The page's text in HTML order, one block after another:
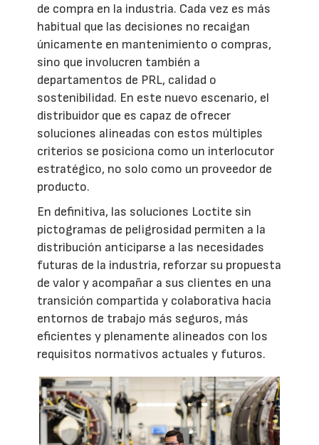
de compra en la industria. Cada vez es más
habitual que las decisiones no recaigan
únicamente en mantenimiento o compras,
sino que involucren también a
departamentos de PRL, calidad o
sostenibilidad. En este nuevo escenario, el
distribuidor que es capaz de ofrecer
soluciones alineadas con estos múltiples
criterios se posiciona como un interlocutor
estratégico, no solo como un proveedor de
producto.
En definitiva, las soluciones Loctite sin
pictogramas de peligrosidad permiten a la
distribución anticiparse a las necesidades
futuras de la industria, reforzar su propuesta
de valor y acompañar a sus clientes en una
transición compartida y colaborativa hacia
entornos de trabajo más seguros, más
eficientes y plenamente alineados con los
requisitos normativos actuales y futuros.